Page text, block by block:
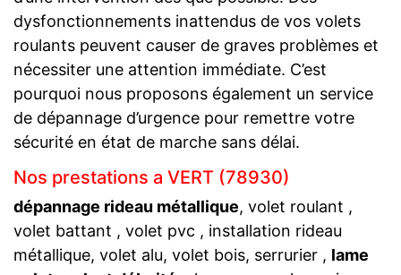
dysfonctionnements inattendus de vos volets
roulants peuvent causer de graves problèmes et
nécessiter une attention immédiate. C’est
pourquoi nous proposons également un service
de dépannage d’urgence pour remettre votre
sécurité en état de marche sans délai.
Nos prestations a VERT (78930)
dépannage rideau métallique, volet roulant ,
volet battant , volet pvc , installation rideau
métallique, volet alu, volet bois, serrurier , lame